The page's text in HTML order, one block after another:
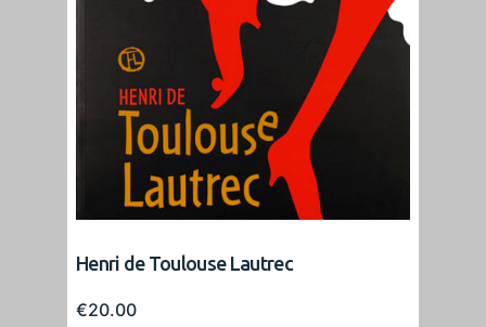
Henri de Toulouse Lautrec
€20.00